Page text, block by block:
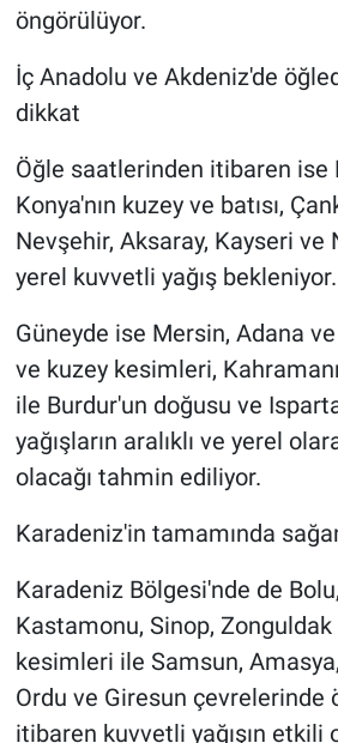
öngörülüyor.
İç Anadolu ve Akdeniz'de
dikkat
Öğle saatlerinden itibaren ise
Konya'nın kuzey ve batısı,
Nevşehir, Aksaray, Kayseri ve
yerel kuvvetli yağış bekleniyor.
Güneyde ise Mersin, Adana
ve kuzey kesimleri,
ile Burdur'un doğusu ve
yağışların aralıklı ve yerel
olacağı tahmin ediliyor.
Karadeniz'in tamamında
Karadeniz Bölgesi'nde de
Kastamonu, Sinop, Zonguldak
kesimleri ile Samsun,
Ordu ve Giresun çevrelerinde
itibaren kuvvetli yağışın etkili